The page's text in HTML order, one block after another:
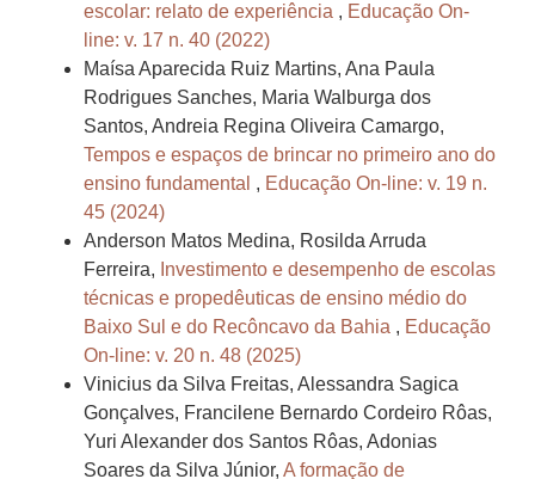
escolar: relato de experiência , Educação On-
line: v. 17 n. 40 (2022)
Maísa Aparecida Ruiz Martins, Ana Paula
Rodrigues Sanches, Maria Walburga dos
Santos, Andreia Regina Oliveira Camargo,
Tempos e espaços de brincar no primeiro ano do
ensino fundamental , Educação On-line: v. 19 n.
45 (2024)
Anderson Matos Medina, Rosilda Arruda
Ferreira, Investimento e desempenho de escolas
técnicas e propedêuticas de ensino médio do
Baixo Sul e do Recôncavo da Bahia , Educação
On-line: v. 20 n. 48 (2025)
Vinicius da Silva Freitas, Alessandra Sagica
Gonçalves, Francilene Bernardo Cordeiro Rôas,
Yuri Alexander dos Santos Rôas, Adonias
Soares da Silva Júnior, A formação de